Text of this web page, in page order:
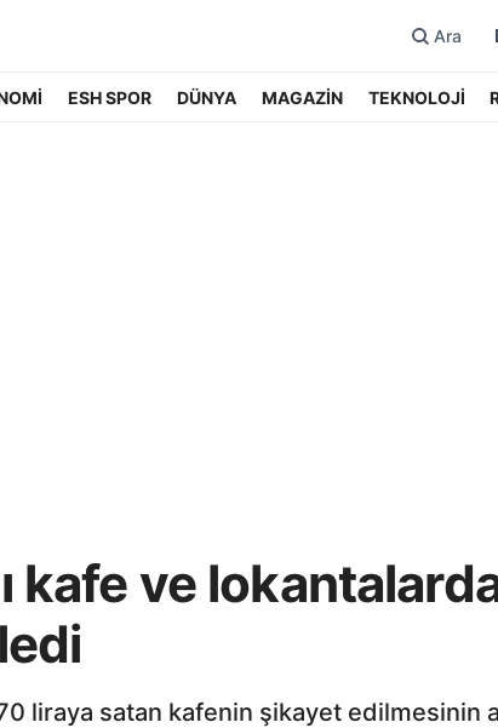
Ara
ESH SPOR DÜNYA MAGAZİN TEKNOLOJİ
kafe ve
liraya satan kafenin şikayet edilmesinin